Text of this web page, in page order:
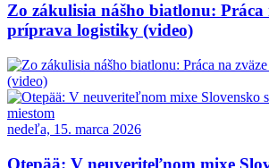
Zo zákulisia nášho biatlonu: Práca
príprava logistiky (video)
nedeľa, 15. marca 2026
Otepää: V neuveriteľnom mixe